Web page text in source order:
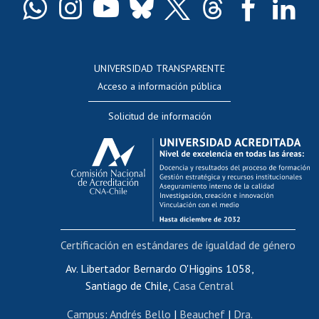
Docentes
Evaluación docente
Calificación académica
Postulación al AUCAI
Funcionarias/os
Cursos internos de capacitación
Bienestar del personal
Portal de movilidad interna
Certificado de renta
Certificado de renta honorarios
UNIVERSIDAD TRANSPARENTE
Acceso a información pública
Solicitud de información
Av. Libertador Bernardo O'Higgins 1058,
Santiago de Chile, Casa Central
Campus: Andrés Bello | Beauchef| Dra.
Certificación en estándares de igualdad de género